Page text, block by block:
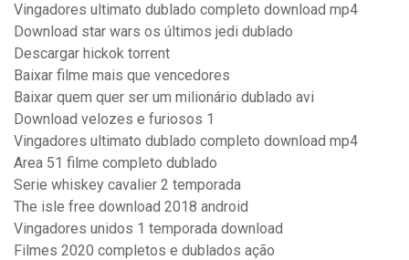
Vingadores ultimato dublado completo download mp4
Download star wars os últimos jedi dublado
Descargar hickok torrent
Baixar filme mais que vencedores
Baixar quem quer ser um milionário dublado avi
Download velozes e furiosos 1
Vingadores ultimato dublado completo download mp4
Area 51 filme completo dublado
Serie whiskey cavalier 2 temporada
The isle free download 2018 android
Vingadores unidos 1 temporada download
Filmes 2020 completos e dublados ação